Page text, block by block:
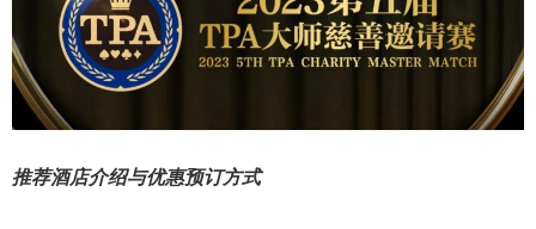
推荐酒店介绍与优惠预订方式